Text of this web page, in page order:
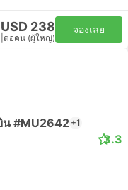
USD 238
ต่อคน (ผู้ใหญ่)
จองเลย
น #MU2642 +1
3.3